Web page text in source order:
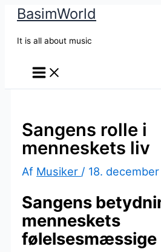
BasimWorld
It is all about music
Sangens rolle i
menneskets liv
Af Musiker / 18.
Sangens
menneskets
følelsesmæssige